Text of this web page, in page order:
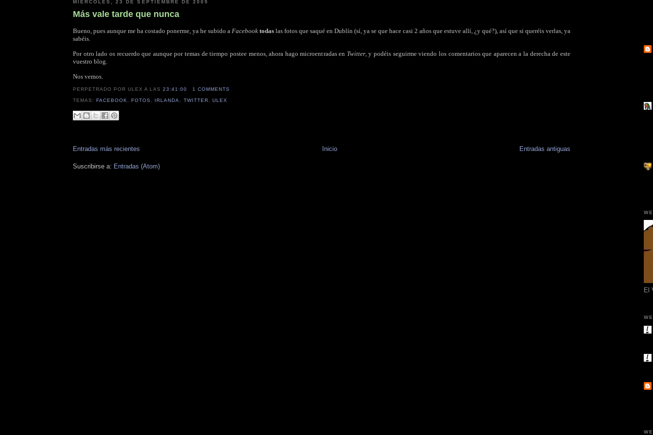
MIÉRCOLES, 23 DE SEPTIEMBRE DE 2009
Más vale tarde que nunca
Bueno, pues aunque me ha costado ponerme, ya he subido a Facebook todas las fotos que saqué en Dublín (sí, ya se que hace casi 2 años que estuve allí, ¿y qué?), así que si queréis verlas, ya
sabéis.
Por otro lado os recuerdo que aunque por temas de tiempo postee menos, ahora hago microentradas en Twitter, y podéis seguirme viendo los comentarios que aparecen a la derecha de este
vuestro blog.
Nos vemos.
PERPETRADO POR ULEXA LAS23:41:00 1 COMMENTS
TEMAS:FACEBOOK ,FOTOS IRLANDA TWITTER ULEX
Entradas más recientes Entradas antiguas
Inicio
Suscribirse a: Entradas (Atom)
El